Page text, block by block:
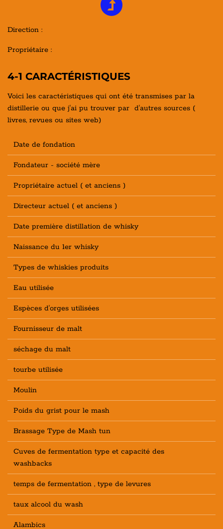
Direction :
Propriétaire :
4-1 CARACTÉRISTIQUES
Voici les caractéristiques qui ont été transmises par la
distillerie ou que j'ai pu trouver par d'autres sources (
livres, revues ou sites web)
Date de fondation
Fondateur - société mère
Propriétaire actuel ( et anciens )
Directeur actuel ( et anciens )
Date première distillation de whisky
Naissance du 1er whisky
Types de whiskies produits
Eau utilisée
Espèces d'orges utilisées
Fournisseur de malt
séchage du malt
tourbe utilisée
Moulin
Poids du grist pour le mash
Brassage Type de Mash tun
Cuves de fermentation type et capacité des
washbacks
temps de fermentation , type de levures
taux alcool du wash
Alambics